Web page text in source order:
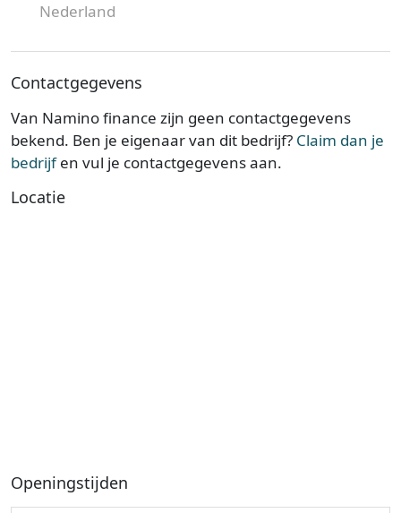
Nederland
Contactgegevens
Van Namino finance zijn geen contactgegevens
bekend. Ben je eigenaar van dit bedrijf? Claim dan je
bedrijfen vul je contactgegevens aan.
Locatie
Openingstijden